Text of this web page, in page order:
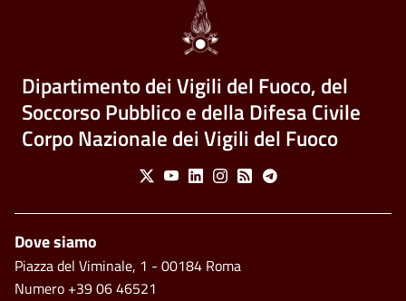
Dipartimento dei Vigili del Fuoco, del
Soccorso Pubblico e della Difesa Civile
Corpo Nazionale dei Vigili del Fuoco
Social Menu
X YoutubeLinkedinInstagram
Feed Telegram
Piè di pagina
Dove siamo
Piazza del Viminale, 1 - 00184 Roma
Numero +39 06 46521